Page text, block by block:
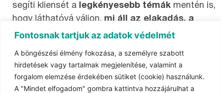
Fontosnak tartjuk az adatok védelmét
A böngészési élmény fokozása, a személyre szabott
hirdetések vagy tartalmak megjelenítése, valamint a
forgalom elemzése érdekében sütiket (cookie) használunk.
A "Mindet elfogadom" gombra kattintva hozzájárulhat a
segíti kliensét a
legkényesebb témák mentén is,
hogy láthatóvá váljon, mi áll az elakadás, a
probléma, a frusztráció mögött, és
a nehéz szituációból . A tanácsadást minden
esetben kiegészítjükházi feladatokkal
, így a
kliens aktív részvételekiemelt szerepet kap.